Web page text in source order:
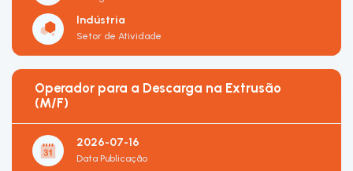
Indústria
Setor de Atividade
Operador para a Descarga na Extrusão
(M/F)
2026-07-16
Data Publicação